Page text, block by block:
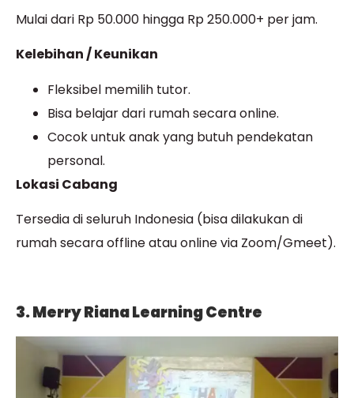
Mulai dari Rp 50.000 hingga Rp 250.000+ per jam.
Kelebihan / Keunikan
Fleksibel memilih tutor.
Bisa belajar dari rumah secara online.
Cocok untuk anak yang butuh pendekatan
personal.
Lokasi Cabang
Tersedia di seluruh Indonesia (bisa dilakukan di
rumah secara offline atau online via Zoom/Gmeet).
3. Merry Riana Learning Centre